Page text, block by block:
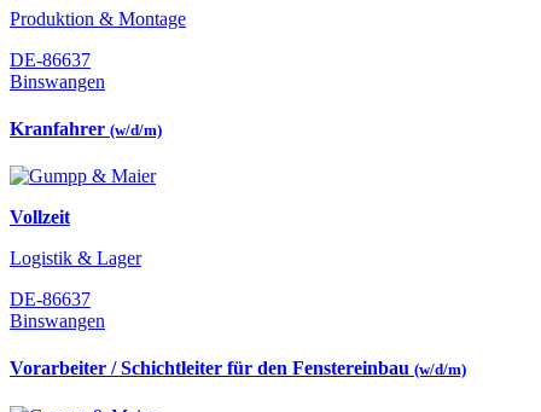
Produktion & Montage
DE-86637
Binswangen
Kranfahrer (w/d/m)
Vollzeit
Logistik & Lager
DE-86637
Binswangen
Vorarbeiter / Schichtleiter für den Fenstereinbau (w/d/m)